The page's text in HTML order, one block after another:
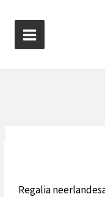
contenido
Regalia